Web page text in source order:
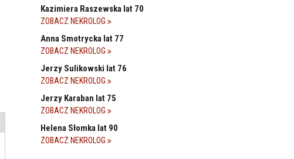
Kazimiera Raszewska lat 70
ZOBACZ NEKROLOG
Anna Smotrycka lat 77
ZOBACZ NEKROLOG
Jerzy Sulikowski lat 76
ZOBACZ NEKROLOG
Jerzy Karaban lat 75
ZOBACZ NEKROLOG
Helena Słomka lat 90
ZOBACZ NEKROLOG